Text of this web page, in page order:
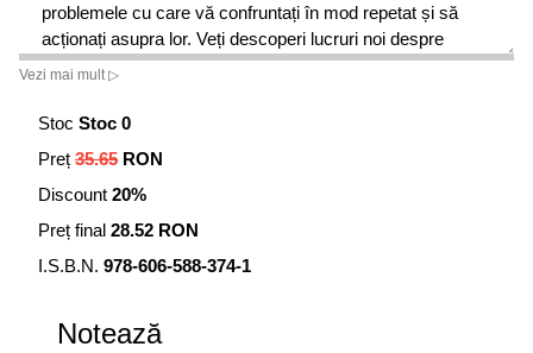
problemele cu care vă confruntați în mod repetat și să
acționați asupra lor. Veți descoperi lucruri noi despre
propria persoană, veți constata că sunteți mai puternic
a fi limitele dumneavoastră.
Vezi mai mult ▷
Stoc Stoc 0
Preț 35.65 RON
Discount 20%
Preț final 28.52 RON
I.S.B.N. 978-606-588-374-1
Notează